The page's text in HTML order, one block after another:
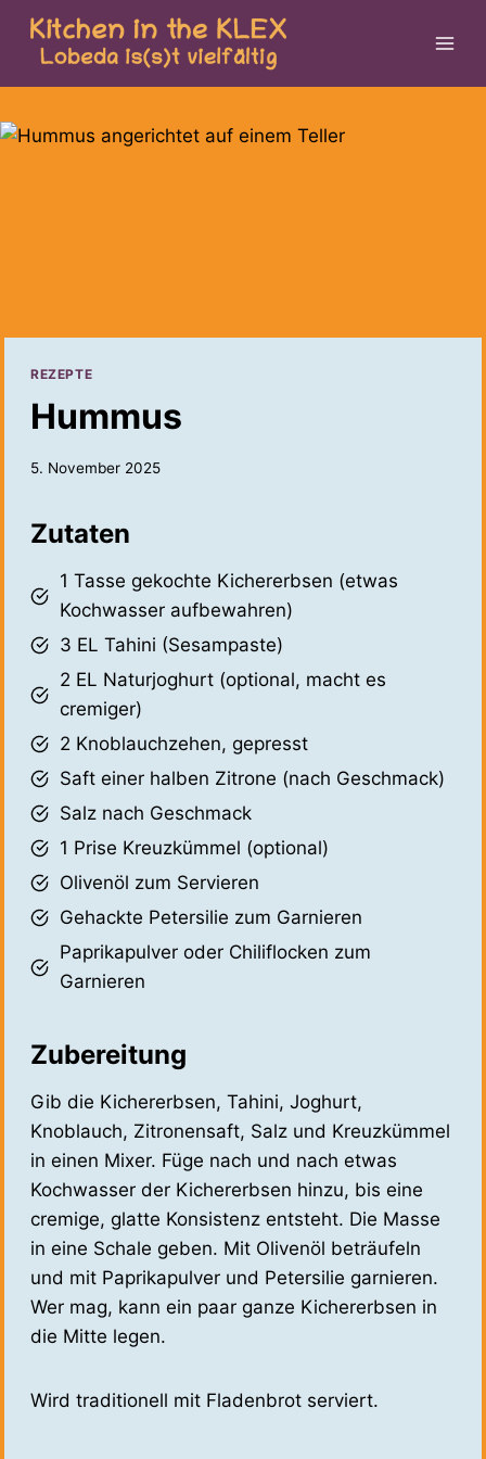
Zum
Inhalt
REZEPTE
Hummus
5. November 2025
Zutaten
1 Tasse gekochte Kichererbsen (etwas
Kochwasser aufbewahren)
3 EL Tahini (Sesampaste)
2 EL Naturjoghurt (optional, macht es
cremiger)
2 Knoblauchzehen, gepresst
Saft einer halben Zitrone (nach Geschmack)
Salz nach Geschmack
1 Prise Kreuzkümmel (optional)
Olivenöl zum Servieren
Gehackte Petersilie zum Garnieren
Paprikapulver oder Chiliflocken zum
Garnieren
Zubereitung
Gib die Kichererbsen, Tahini, Joghurt,
Knoblauch, Zitronensaft, Salz und Kreuzkümmel
in einen Mixer. Füge nach und nach etwas
Kochwasser der Kichererbsen hinzu, bis eine
cremige, glatte Konsistenz entsteht. Die Masse
in eine Schale geben. Mit Olivenöl beträufeln
und mit Paprikapulver und Petersilie garnieren.
Wer mag, kann ein paar ganze Kichererbsen in
die Mitte legen.
Wird traditionell mit Fladenbrot serviert.